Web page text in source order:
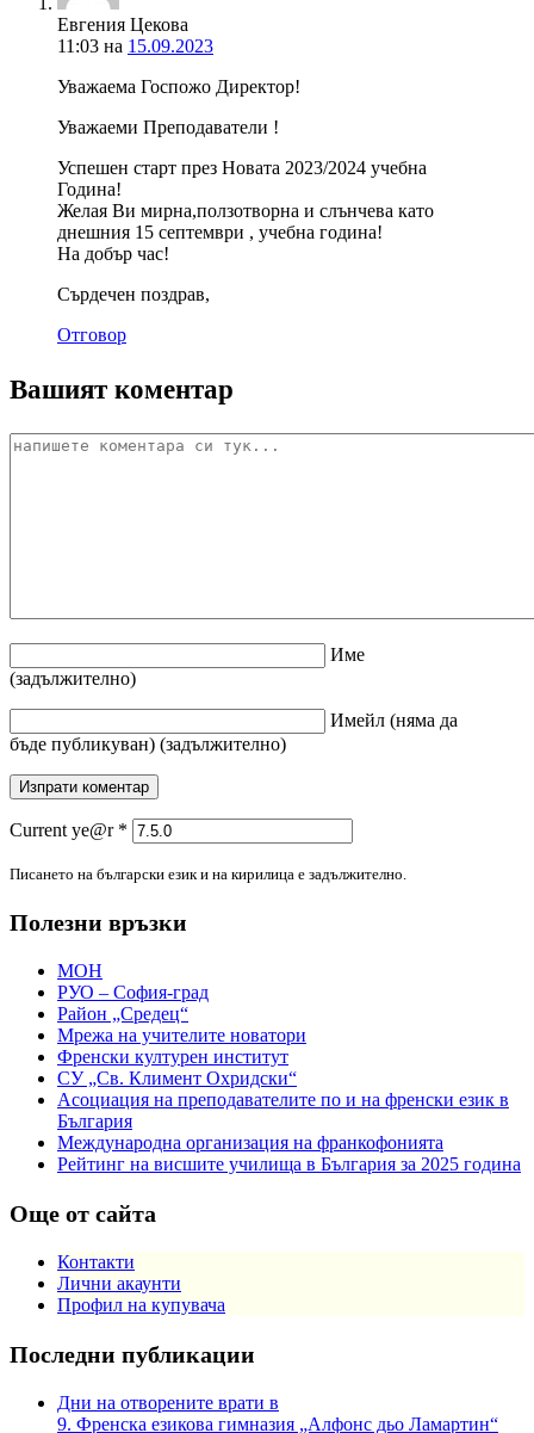
Евгения Цекова
11:03 на 15.09.2023
Уважаема Госпожо Директор!
Уважаеми Преподаватели !
Успешен старт през Новата 2023/2024 учебна
Година!
Желая Ви мирна,ползотворна и слънчева като
днешния 15 септември , учебна година!
На добър час!
Сърдечен поздрав,
Отговор
Вашият коментар
Име
(задължително)
Имейл (няма да
бъде публикуван) (задължително)
Current ye@r *
Писането на български език и на кирилица е задължително.
Полезни връзки
МОН
РУО – София-град
Район „Средец“
Мрежа на учителите новатори
Френски културен институт
СУ „Св. Климент Охридски“
Асоциация на преподавателите по и на френски език в
България
Международна организация на франкофонията
Рейтинг на висшите училища в България за 2025 година
Още от сайта
Контакти
Лични акаунти
Профил на купувача
Последни публикации
Дни на отворените врати в
9. Френска езикова гимназия „Алфонс дьо Ламартин“